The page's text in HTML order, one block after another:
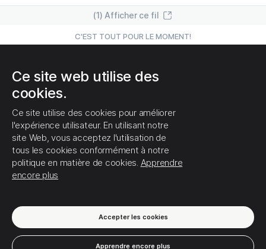
0
(1) Afficher ce fil
C'EST TOUT POUR LE MOMENT!
Ce site web utilise des
cookies.
Ce site utilise des cookies pour améliorer
l'expérience utilisateur. En utilisant notre
site Web, vous acceptez l'utilisation de
tous les cookies conformément à notre
politique en matière de cookies. Apprendre
encore plus
Accepter les cookies
Apprendre encore plus